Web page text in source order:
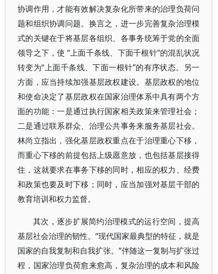
协调作用，才能有效解决复杂化所带来的治理负荷问
题和组织协调问题。换言之，进一步完善复杂治理模
式的关键在于将基层各组织、各事务统筹于党的全面
领导之下，使 “上面千条线、下面千根针”的混乱状况
转变为“上面千条线、下面一根针”的有序状态。另一
方面，应当持续加强基层政权建设。基层政权的地位
和使命决定了基层政权在国家治理体系中具有两个方
面的功能：一是通过执行国家相关政策来管理社会；
二是通过联系群众、治理公共事务来服务基层社会。
林尚立指出，强化基层政权重点在于治理重心下移，
而重心下移的前提包括上级愿意放，也包括基层接得
住，这就要求在事务下移的同时，相应的权力、经费
和政策也要及时下移；同时，应当加强对基层干部的
教育培训和权力监督。
其次，逐步扩展简约治理模式的运行空间，提高
基层社会治理的韧性。“现代国家最典型的特征，就是
国家的自我复制和自我扩张。”伴随这一复制与扩张过
程，国家治理负荷愈来愈高，复杂治理的成本和风险